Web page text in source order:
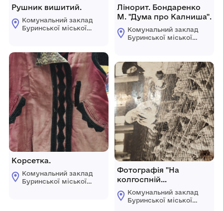
Рушник вишитий.
Комунальний заклад
Буринської міської
імені Павла Попова"
Корсетка.
Комунальний заклад
Буринської міської
Лінорит. Бондаренко
М. "Дума про Калниша".
Комунальний заклад
Буринської міської
імені Павла Попова"
Фотографія "На
колгоспній
птахофермі".
Комунальний заклад
Буринської міської